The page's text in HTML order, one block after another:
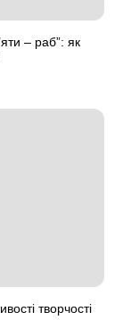
– раб”: як
творчості